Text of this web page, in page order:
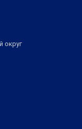
округ